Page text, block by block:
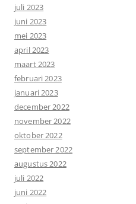
juli 2023
juni 2023
mei 2023
april 2023
maart 2023
februari 2023
januari 2023
december 2022
november 2022
oktober 2022
september 2022
augustus 2022
juli 2022
juni 2022